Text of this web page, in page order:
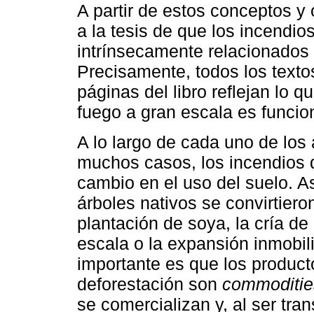
A partir de estos conceptos
a la tesis de que los
intrínsecamente
Precisamente, todos los
páginas del libro reflejan lo
fuego a gran escala es
A lo largo de cada uno de
muchos casos, los incendios
cambio en el uso del suelo.
árboles nativos se
plantación de soya, la cría
escala o la expansión
importante es que los
deforestación son
se comercializan y, al ser